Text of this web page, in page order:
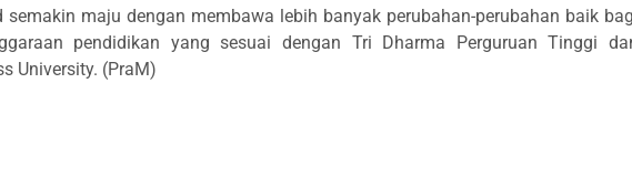
maju dengan membawa lebih banyak perubahan-perubahan baik
pendidikan yang sesuai dengan Tri Dharma Perguruan Tinggi
University. (PraM)